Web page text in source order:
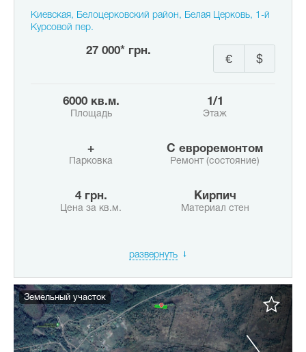
Киевская, Белоцерковский район, Белая Церковь, 1-й
Курсовой пер.
27 000* грн.
$
€
6000 кв.м.
Площадь
1/1
Этаж
+
Парковка
с евроремонтом
Ремонт (состояние)
4 грн.
Цена за кв.м.
Кирпич
Материал стен
развернуть
Земельный участок